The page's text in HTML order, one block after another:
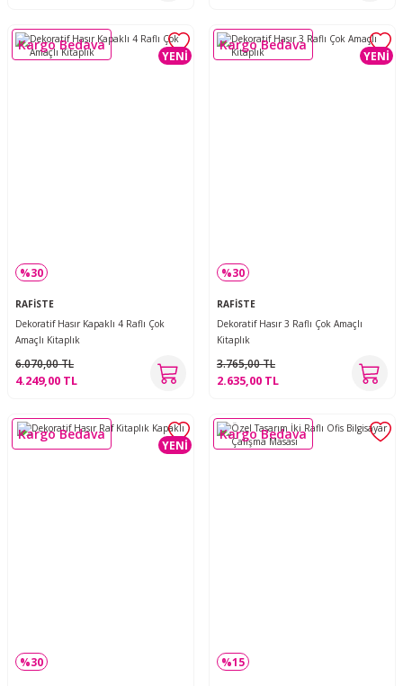
YENİ
%30
Kargo Bedava
RAFİSTE
Dekoratif Hasır Kapaklı 4 Raflı Çok
Amaçlı Kitaplık
6.070,00 TL
4.249,00 TL
YENİ
%30
Kargo Bedava
RAFİSTE
Dekoratif Hasır 3 Raflı Çok Amaçlı
Kitaplık
3.765,00 TL
2.635,00 TL
YENİ
%30
Kargo Bedava
%15
Kargo Bedava